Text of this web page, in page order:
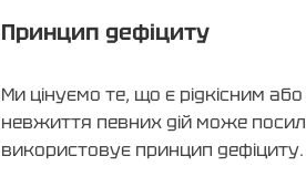
Принцип дефіциту
Ми цінуємо те, що є рідкісним
невжиття певних дій може
використовує принцип дефіциту.